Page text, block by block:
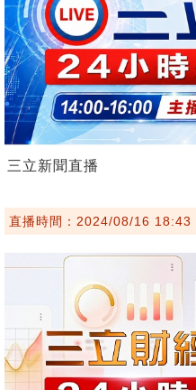
三立新聞直播
直播時間：2024/08/16 18:43